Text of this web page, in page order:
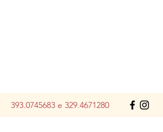
393.0745683 e 329.4671280